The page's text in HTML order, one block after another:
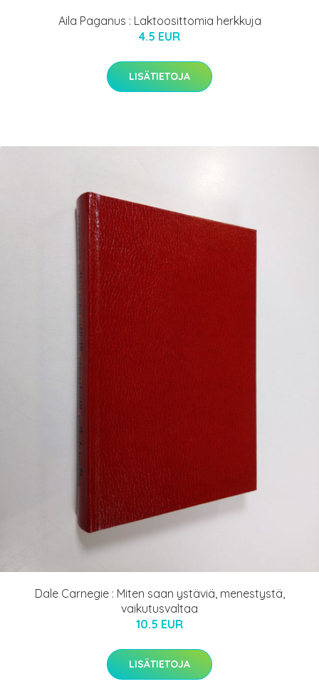
Aila Paganus : Laktoosittomia herkkuja
4.5 EUR
LISÄTIETOJA
Dale Carnegie : Miten saan ystäviä, menestystä,
vaikutusvaltaa
10.5 EUR
LISÄTIETOJA